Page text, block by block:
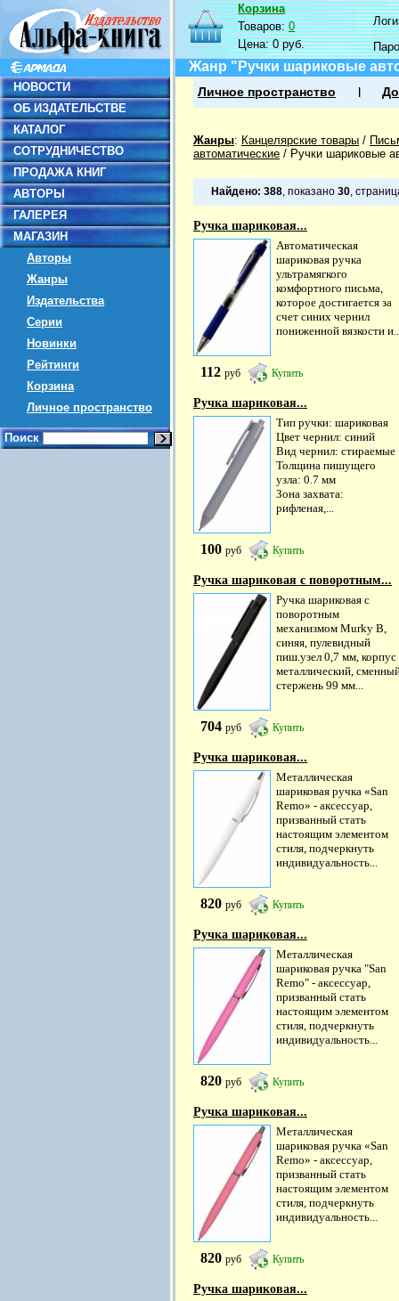
НОВОСТИ
ОБ ИЗДАТЕЛЬСТВЕ
КАТАЛОГ
СОТРУДНИЧЕСТВО
ПРОДАЖА КНИГ
АВТОРЫ
ГАЛЕРЕЯ
МАГАЗИН
Авторы
Жанры
Издательства
Серии
Новинки
Рейтинги
Корзина
Личное пространство
Поиск
Корзина
Товаров:0
Цена:0 руб.
Жанр "Ручки шариковые
Личное пространство
Жанры: Канцелярские товары /
автоматические / Ручки шариковые
Найдено: 388, показано 30,
Ручка шариковая...
Автоматическая
шариковая ручка
ультрамягкого
комфортного письма,
которое достигается за
счет синих чернил
пониженной вязкости
112 руб Купить
Ручка шариковая...
Тип ручки: шариковая
Цвет чернил: синий
Вид чернил: стираемые
Толщина пишущего
узла: 0.7 мм
Зона захвата:
рифленая,...
100 руб Купить
Ручка шариковая с поворотным...
Ручка шариковая с
поворотным
механизмом Murky B,
синяя, пулевидный
пиш.узел 0,7 мм, корпус
металлический,
стержень 99 мм...
704 руб Купить
Ручка шариковая...
Металлическая
шариковая ручка «San
Remo» - аксессуар,
призванный стать
настоящим элементом
стиля, подчеркнуть
индивидуальность...
820 руб Купить
Ручка шариковая...
Металлическая
шариковая ручка "San
Remo" - аксессуар,
призванный стать
настоящим элементом
стиля, подчеркнуть
индивидуальность...
820 руб Купить
Ручка шариковая...
Металлическая
шариковая ручка «San
Remo» - аксессуар,
призванный стать
настоящим элементом
стиля, подчеркнуть
индивидуальность...
820 руб Купить
Ручка шариковая...